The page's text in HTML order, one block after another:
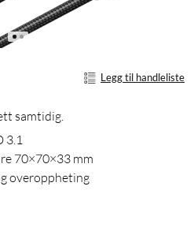
Legg til handleliste
samtidig.
3.1
70×70×33 mm
overoppheting